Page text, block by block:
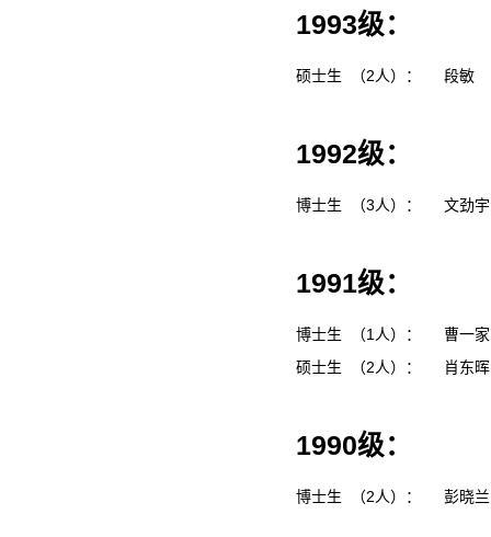
1993级：
硕士生 （2人）： 段敏
1992级：
博士生 （3人）： 文劲
1991级：
博士生 （1人）：
曹一
硕士生 （2人）：
肖东
1990级：
博士生 （2人）： 彭晓